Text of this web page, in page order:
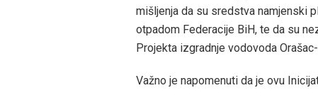
mišljenja da su sredstva namjenski
otpadom Federacije BiH, te da su
Projekta izgradnje vodovoda
Važno je napomenuti da je ovu